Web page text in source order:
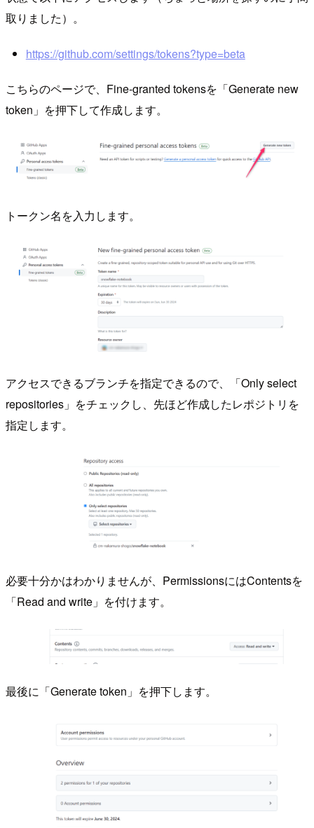
取りました）。
https://github.com/settings/tokens?type=beta
こちらのページで、Fine-granted tokensを「Generate new
token」を押下して作成します。
トークン名を入力します。
アクセスできるブランチを指定できるので、「Only select
repositories」をチェックし、先ほど作成したレポジトリを
指定します。
必要十分かはわかりませんが、PermissionsにはContentsを
「Read and write」を付けます。
最後に「Generate token」を押下します。